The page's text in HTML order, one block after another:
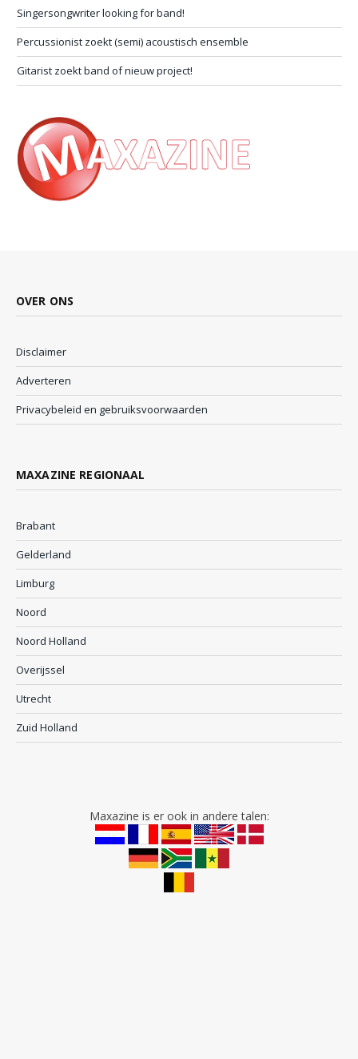
Singersongwriter looking for band!
Percussionist zoekt (semi) acoustisch ensemble
Gitarist zoekt band of nieuw project!
OVER ONS
Disclaimer
Adverteren
Privacybeleid en gebruiksvoorwaarden
MAXAZINE REGIONAAL
Brabant
Gelderland
Limburg
Noord
Noord Holland
Overijssel
Utrecht
Zuid Holland
Maxazine is er ook in andere talen: